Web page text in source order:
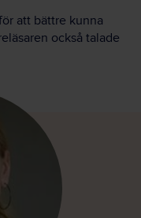
att bättre kunna
också talade